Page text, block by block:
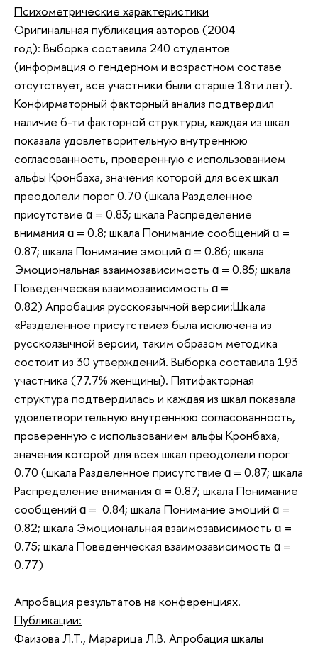
Психометрические характеристики
Оригинальная публикация авторов (2004
год): Выборка составила 240 студентов
(информация о гендерном и возрастном составе
отсутствует, все участники были старше 18ти лет).
Конфирматорный факторный анализ подтвердил
наличие 6-ти факторной структуры, каждая из шкал
показала удовлетворительную внутреннюю
согласованность, проверенную с использованием
альфы Кронбаха, значения которой для всех шкал
преодолели порог 0.70 (шкала Разделенное
присутствие ɑ = 0.83; шкала Распределение
внимания ɑ = 0.8; шкала Понимание сообщений ɑ =
0.87; шкала Понимание эмоций ɑ = 0.86; шкала
Эмоциональная взаимозависимость ɑ = 0.85; шкала
Поведенческая взаимозависимость ɑ =
0.82) Апробация русскоязычной версии:Шкала
«Разделенное присутствие» была исключена из
русскоязычной версии, таким образом методика
состоит из 30 утверждений. Выборка составила 193
участника (77.7% женщины). Пятифакторная
структура подтвердилась и каждая из шкал показала
удовлетворительную внутреннюю согласованность,
проверенную с использованием альфы Кронбаха,
значения которой для всех шкал преодолели порог
0.70 (шкала Разделенное присутствие ɑ = 0.87; шкала
Распределение внимания ɑ = 0.87; шкала Понимание
сообщений ɑ = 0.84; шкала Понимание эмоций ɑ =
0.82; шкала Эмоциональная взаимозависимость ɑ =
0.75; шкала Поведенческая взаимозависимость ɑ =
0.77)
Апробация результатов на конференциях.
Публикации:
Фаизова Л.Т., Марарица Л.В. Апробация шкалы